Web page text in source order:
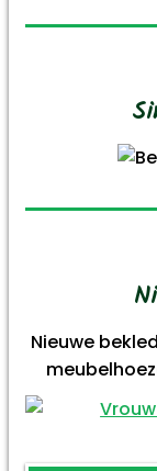
Nieuwe